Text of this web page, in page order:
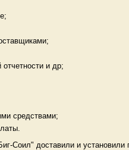
и др;
средствами;
Соил" доставили и